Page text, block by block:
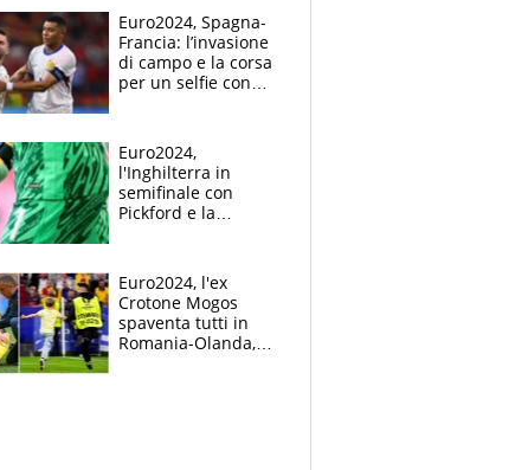
montagne russe
Euro2024, Spagna-
Francia: l’invasione
di campo e la corsa
per un selfie con
Euro2024,
l'Inghilterra in
semifinale con
Pickford e la
tuffati a sinistra"
Euro2024, l'ex
Crotone Mogos
spaventa tutti in
Romania-Olanda,